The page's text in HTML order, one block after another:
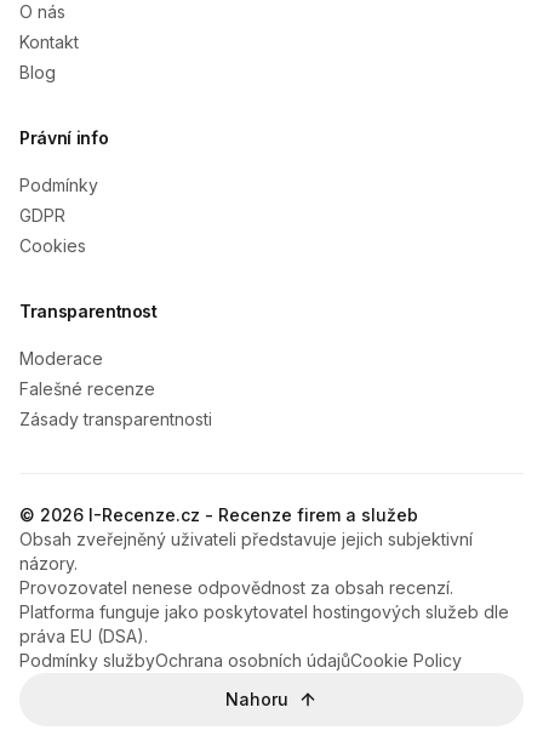
O nás
Kontakt
Blog
Právní info
Podmínky
GDPR
Cookies
Transparentnost
Moderace
Falešné recenze
Zásady transparentnosti
© 2026 I-Recenze.cz - Recenze firem a služeb
Obsah zveřejněný uživateli představuje jejich subjektivní
názory.
Provozovatel nenese odpovědnost za obsah recenzí.
Platforma funguje jako poskytovatel hostingových služeb dle
práva EU (DSA).
Podmínky službyOchrana osobních údajůCookie Policy
Nahoru